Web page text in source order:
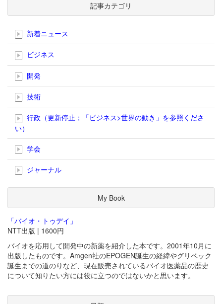
記事カテゴリ
新着ニュース
ビジネス
開発
技術
行政（更新停止；「ビジネス>世界の動き」を参照くださ
い）
学会
ジャーナル
My Book
「バイオ・トゥデイ」
NTT出版 | 1600円
バイオを応用して開発中の新薬を紹介した本です。2001年10月に
出版したものです。Amgen社のEPOGEN誕生の経緯やグリベック
誕生までの道のりなど、現在販売されているバイオ医薬品の歴史
について知りたい方には役に立つのではないかと思います。